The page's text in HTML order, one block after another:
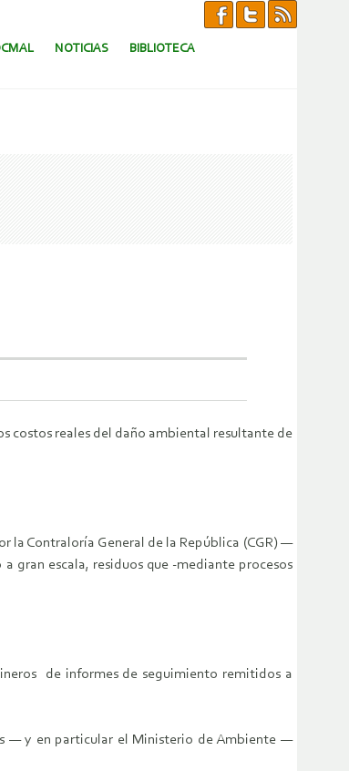
NOTICIAS BIBLIOTECA
costos reales del daño ambiental resultante de
la Contraloría General de la República (CGR) —
gran escala, residuos que -mediante procesos
de informes de seguimiento remitidos a
— y en particular el Ministerio de Ambiente —